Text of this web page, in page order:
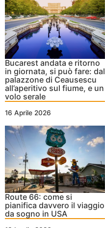
Bucarest andata e ritorno
in giornata, si può fare: dal
palazzone di Ceausescu
all’aperitivo sul fiume, e un
volo serale
16 Aprile 2026
Route 66: come si
pianifica davvero il viaggio
da sogno in USA